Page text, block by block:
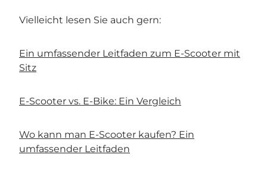
Vielleicht lesen Sie auch gern:
Ein umfassender Leitfaden zum E-Scooter mit
Sitz
E-Scooter vs. E-Bike: Ein Vergleich
Wo kann man E-Scooter kaufen? Ein
umfassender Leitfaden